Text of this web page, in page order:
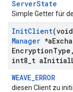
ServerState
Simple Getter für
InitClient
Manager *a
EncryptionType ,
int8 t aInitial
WEAVE_ERROR
diesen Client zu